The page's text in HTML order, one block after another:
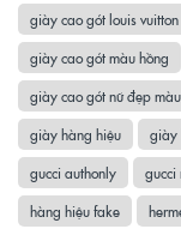
giày cao gót louis
giày cao gót màu hồng
giày cao gót nữ đẹp
giày hàng hiệu
giày
gucci authonly
gucci
hàng hiệu fake